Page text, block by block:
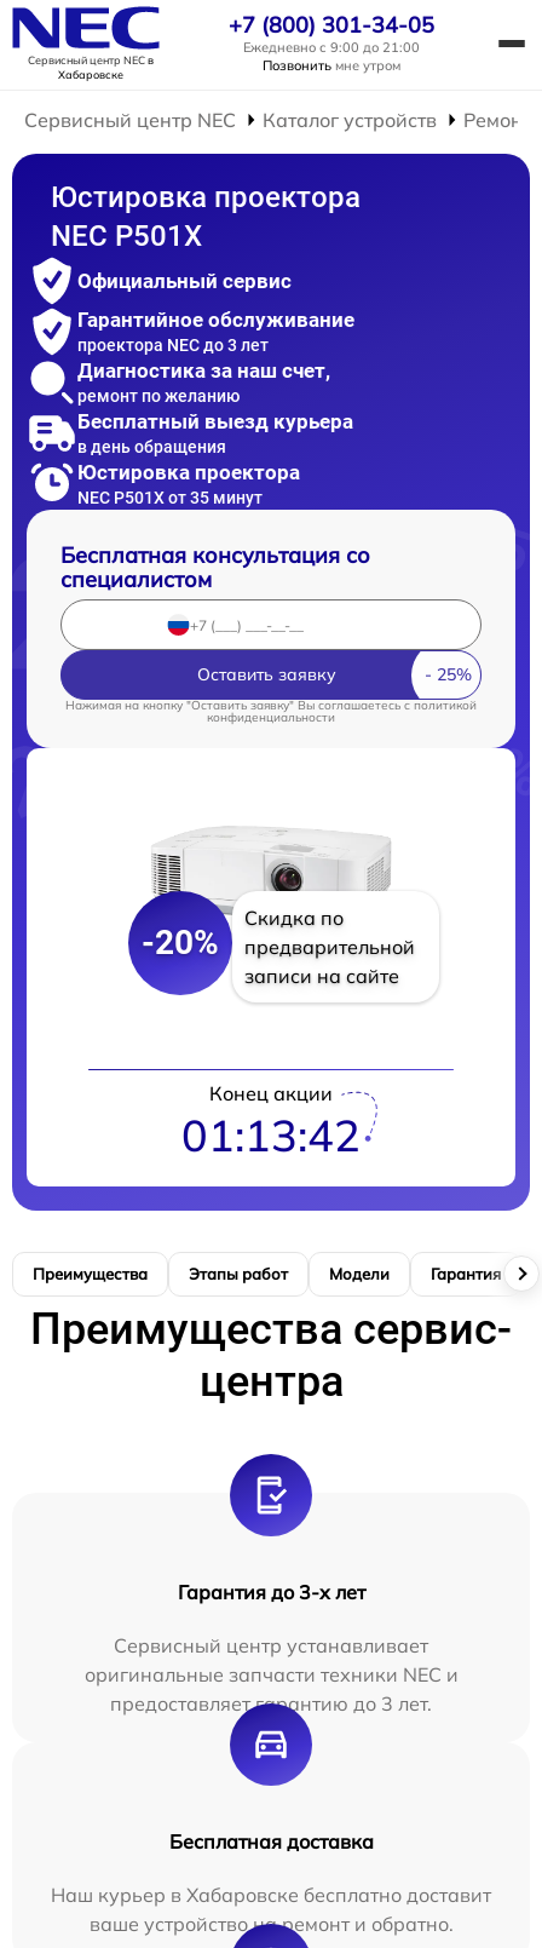
Сервисный центр NECв
Хабаровске
+7 (800) 301-34-05
Ежедневно с 9:00 до 21:00
Позвонить мне утром
Сервисный центр NEC Каталог устройств Ремонт
Юстировка проектора
NEC P501X
Официальный сервис
Гарантийное обслуживание
проектора NEC до 3 лет
Диагностика за наш счет,
ремонт по желанию
Бесплатный выезд курьера
в день обращения
Юстировка проектора
NEC P501X от 35 минут
Бесплатная консультация со
специалистом
Оставить заявку
Нажимая на кнопку "Оставить заявку" Вы соглашаетесь cполитикой
конфиденциальности
-20%
Скидка по
предварительной
записи на сайте
Конец акции
01:13:42
Преимущества Этапы работ Модели Гарантия
Преимущества сервис-
центра
Гарантия до 3-х лет
Сервисный центр устанавливает
оригинальные запчасти техники NEC и
предоставляет гарантию до 3 лет.
Бесплатная доставка
Наш курьер в Хабаровске бесплатно доставит
ваше устройство на ремонт и обратно.